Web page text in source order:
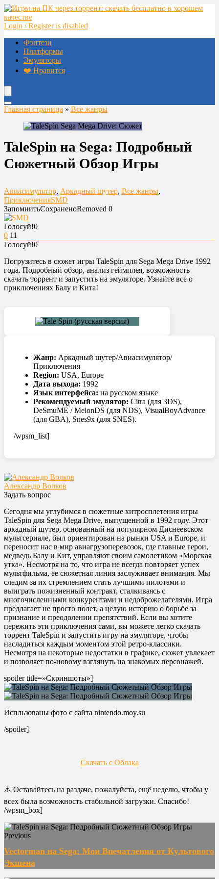
Login / Register is disabled
Фэнтези
Платформы
Эмуляторы
❤️ Нравится
Главная страница » Все жанры
TaleSpin на Sega: Подробный
Сюжетный Обзор Игры
Авиасимулятор, Аркадный шутер, Все жанры,
ПриключенияSMD
ЗапомнитьСохраненоRemoved 0
Голосуй!0
0 11
Голосуй!0
Погрузитесь в сюжет игры TaleSpin для Sega Mega Drive 1992
года. Подробный обзор, анализ геймплея, возможность
скачать торрент и запустить на эмуляторе. Узнайте все о
приключениях Балу и Кита!
Жанр: Аркадный шутер/Авиасимулятор/
Приключения
Region: USA, Europe
Дата выхода: 1992
Язык интерфейса: на русском языке
Рекомендуемый эмулятор: Citra (для 3DS),
DeSmuME / MelonDS (для NDS), VisualBoyAdvance
(для GBA), Snes9x (для SNES).
/wpsm_list]
Александр Волков
Задать вопрос
Сегодня мы углубимся в сюжетные хитросплетения игры
TaleSpin для Sega Mega Drive, выпущенной в 1992 году. Этот
аркадный шутер, основанный на популярном Диснеевском
мультсериале, был ориентирован на рынки USA и Europe, и
переносит нас в мир авиагрузоперевозок, где главные герои,
медведь Балу и Кит, управляют своим самолетиком «Морская
утка». Несмотря на то, что игра не всегда повторяет успех
мультфильма, ее сюжетная линия заслуживает внимания. Мы
следим за их стремлением стать лучшими пилотами и
выиграть пожизненный контракт, сталкиваясь с
многочисленными конкурентами и недоброжелателями. Игра
предлагает не просто полет, а целую историю о борьбе за
признание и преодолении препятствий. Если вы хотите
пережить эти приключения сами, вы можете легко скачать
торрент TaleSpin и запустить игру на эмуляторе, чтобы
насладиться каждым моментом этой ретро-классики.
Несмотря на некоторые недостатки в графике, сюжет увлекает
и позволяет по-новому взглянуть на знакомых персонажей.
spoiler title=»Скриншоты»]
Испльзованы фото с сайта nintendo.moy.su
/spoiler]
Скачать с Облака
⚠️ Оставайтесь на раздаче, пожалуйста, ещё неделю, чтобы у
всех была возможность стабильной загрузки. Спасибо!
/wpsm_box]
Previous
Vectorman на Sega: Мои Впечатления от Культового
Экшена